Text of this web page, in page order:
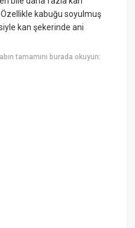
kabuğu soyulmuş
kan şekerinde ani
tamamını burada okuyun: